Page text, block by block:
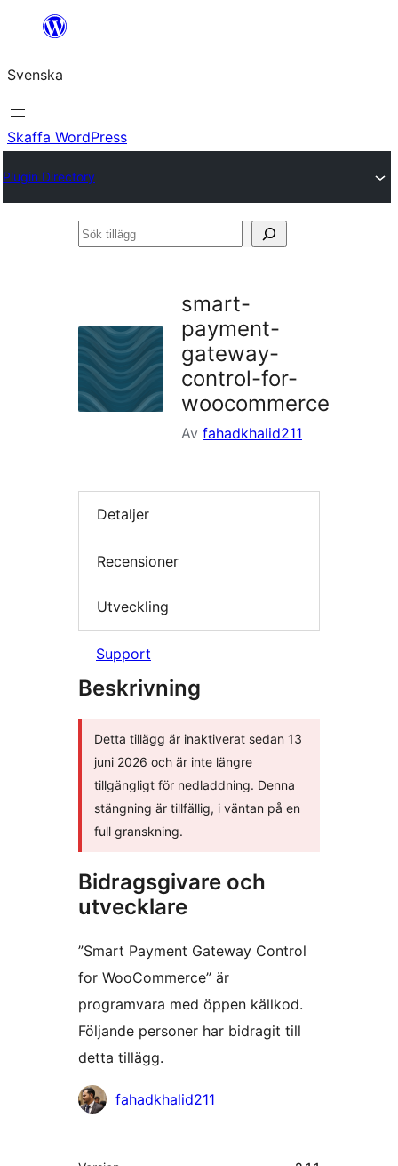
Hoppa
innehåll
Svenska
Skaffa WordPress
Plugin Directory
Sök
smart-
payment-
gateway-
control-for-
woocommerce
Av fahadkhalid211
Detaljer
Recensioner
Utveckling
Support
Beskrivning
Detta tillägg är inaktiverat sedan 13
juni 2026 och är inte längre
tillgängligt för nedladdning. Denna
stängning är tillfällig, i väntan på en
full granskning.
Bidragsgivare och
utvecklare
”Smart Payment Gateway Control
for WooCommerce” är
programvara med öppen källkod.
Följande personer har bidragit till
detta tillägg.
Bidragandefahadkhalid211
Meta